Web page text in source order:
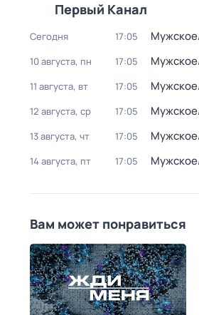
Первый Канал
Сегодня 17:05
10 августа, пн 17:05
11 августа, вт 17:05
12 августа, ср 17:05
13 августа, чт 17:05
14 августа, пт 17:05
Вам может понравиться